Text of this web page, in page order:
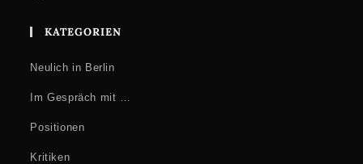
KATEGORIEN
Neulich in Berlin
Im Gespräch mit …
Positionen
Kritiken